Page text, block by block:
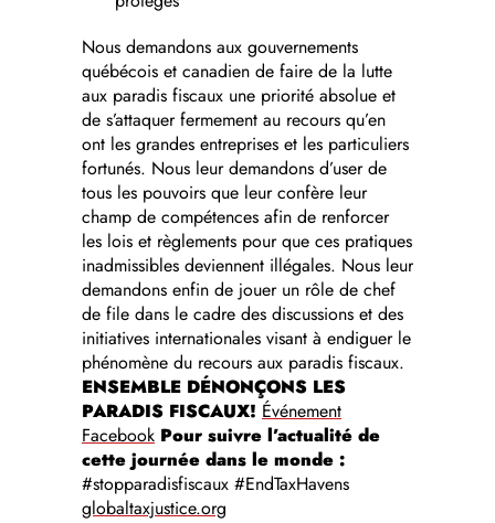
Nous demandons aux gouvernements
québécois et canadien de faire de la lutte
aux paradis fiscaux une priorité absolue et
de s’attaquer fermement au recours qu’en
ont les grandes entreprises et les particuliers
fortunés. Nous leur demandons d’user de
tous les pouvoirs que leur confère leur
champ de compétences afin de renforcer
les lois et règlements pour que ces pratiques
inadmissibles deviennent illégales. Nous leur
demandons enfin de jouer un rôle de chef
de file dans le cadre des discussions et des
initiatives internationales visant à endiguer le
phénomène du recours aux paradis fiscaux.
ENSEMBLE DÉNONÇONS LES
PARADIS FISCAUX! Événement
Facebook Pour suivre l’actualité de
cette journée dans le monde :
#stopparadisfiscaux #EndTaxHavens
globaltaxjustice.org